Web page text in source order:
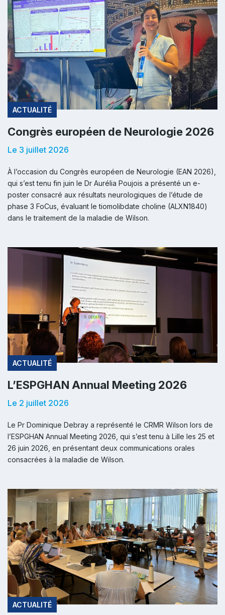
ACTUALITÉ
Congrès européen de Neurologie 2026
Le 3 juillet 2026
À l’occasion du Congrès européen de Neurologie (EAN 2026),
qui s’est tenu fin juin le Dr Aurélia Poujois a présenté un e-
poster consacré aux résultats neurologiques de l’étude de
phase 3 FoCus, évaluant le tiomolibdate choline (ALXN1840)
dans le traitement de la maladie de Wilson.
ACTUALITÉ
L’ESPGHAN Annual Meeting 2026
Le 2 juillet 2026
Le Pr Dominique Debray a représenté le CRMR Wilson lors de
l’ESPGHAN Annual Meeting 2026, qui s’est tenu à Lille les 25 et
26 juin 2026, en présentant deux communications orales
consacrées à la maladie de Wilson.
ACTUALITÉ